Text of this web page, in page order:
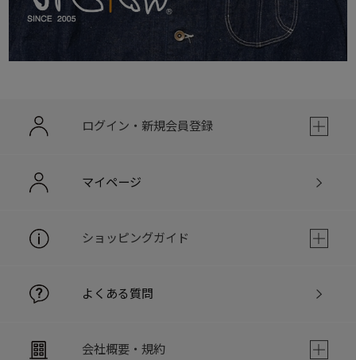
ログイン・新規会員登録
マイページ
ショッピングガイド
よくある質問
会社概要・規約